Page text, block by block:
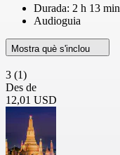
Durada: 2 h 13 min
Audioguia
Mostra què s'inclou
3 (1)
Des de
12,01 USD